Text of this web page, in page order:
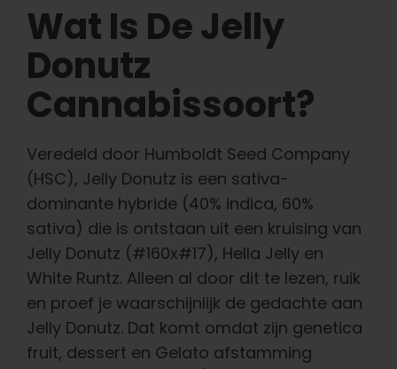
Wat Is De Jelly
Donutz
Cannabissoort?
Veredeld door Humboldt Seed Company
(HSC), Jelly Donutz is een sativa-
dominante hybride (40% indica, 60%
sativa) die is ontstaan uit een kruising van
Jelly Donutz (#160x#17), Hella Jelly en
White Runtz. Alleen al door dit te lezen, ruik
en proef je waarschijnlijk de gedachte aan
Jelly Donutz. Dat komt omdat zijn genetica
fruit, dessert en Gelato afstamming